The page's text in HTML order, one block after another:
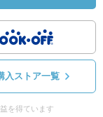
入ストア一覧
を得ています